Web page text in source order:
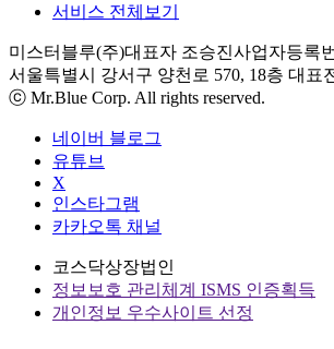
서비스 전체보기
미스터블루(주)대표자 조승진사업자등록
서울특별시 강서구 양천로 570, 18층 대표
ⓒ Mr.Blue Corp. All rights reserved.
네이버 블로그
유튜브
X
인스타그램
카카오톡 채널
코스닥상장법인
정보보호 관리체계 ISMS 인증획득
개인정보 우수사이트 선정